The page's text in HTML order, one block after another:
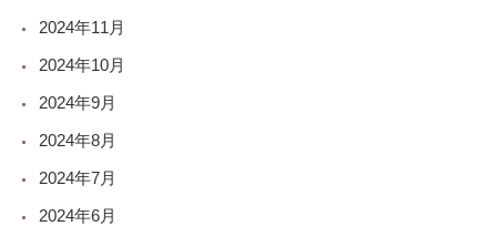
2024年11月
2024年10月
2024年9月
2024年8月
2024年7月
2024年6月